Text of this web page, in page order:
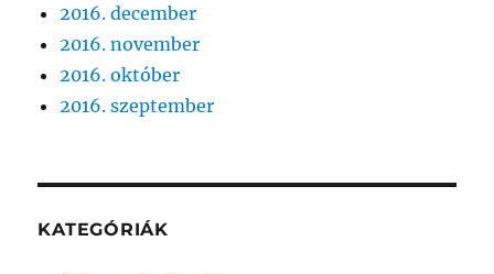
2016. december
2016. november
2016. október
2016. szeptember
KATEGÓRIÁK